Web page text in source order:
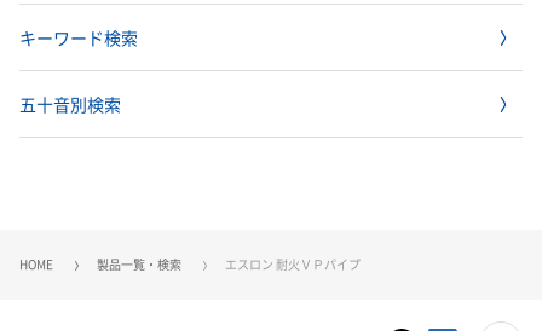
キーワード検索
五十音別検索
HOME 製品一覧・検索 エスロン 耐火ＶＰパイプ